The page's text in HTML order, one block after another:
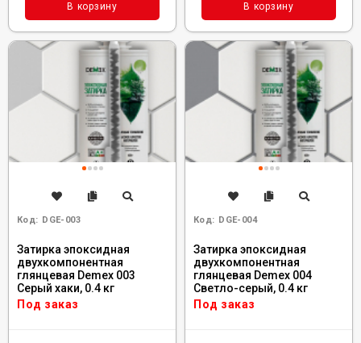
В корзину В корзину
Код: DGE-003
Затирка эпоксидная
двухкомпонентная
глянцевая Demex 003
Серый хаки, 0.4 кг
Под заказ
Код: DGE-004
Затирка эпоксидная
двухкомпонентная
глянцевая Demex 004
Светло-серый, 0.4 кг
Под заказ